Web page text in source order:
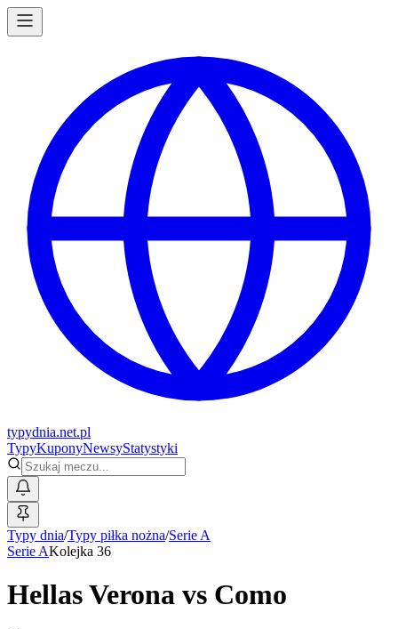
typydnia.net.pl
TypyKuponyNewsyStatystyki
Typy dnia/Typy piłka nożna/Serie A
Serie AKolejka 36
Hellas Verona vs Como